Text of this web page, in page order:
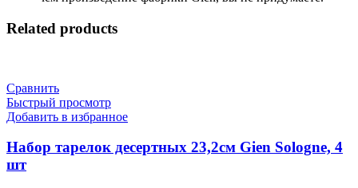
Related products
Сравнить
Быстрый просмотр
Добавить в избранное
Набор тарелок десертных 23,2см Gien Sologne, 4
шт